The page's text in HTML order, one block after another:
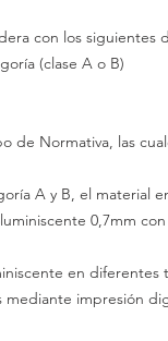
con los siguientes
(clase A o B)
de Normativa, las
A y B, el material
0,7mm con
en diferentes
mediante impresión